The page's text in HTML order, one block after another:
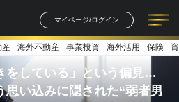
マイページ/ログイン
記事一覧 連載一覧
著者一覧 書籍一覧
産 海外不動産 事業投資 海外活用 保険
をしている」という偏見…
思い込みに隠された“弱者男